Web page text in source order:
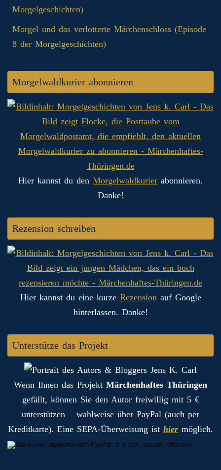
Morgelgeschichten)
Morgel und das verlotterte Märchenschloss (Episode
8 der Morgelgeschichten)
Morgelwaldkurier abonnieren
Hier kannst du den Morgelwaldkurier abonnieren.
Danke!
Rezension schreiben
Hier kannst du eine kurze Rezension auf Google
hinterlassen. Danke!
Unterstütze das Projekt
Wenn Ihnen das Projekt Märchenhaftes Thüringen
gefällt, können Sie den Autor freiwillig mit 5 €
unterstützen – wahlweise über PayPal (auch per
Kreditkarte). Eine SEPA-Überweisung ist hier möglich.